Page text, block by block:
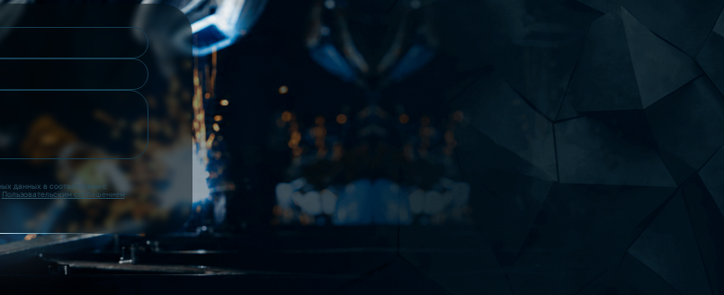
данных в соответствии с
Пользовательским соглашением